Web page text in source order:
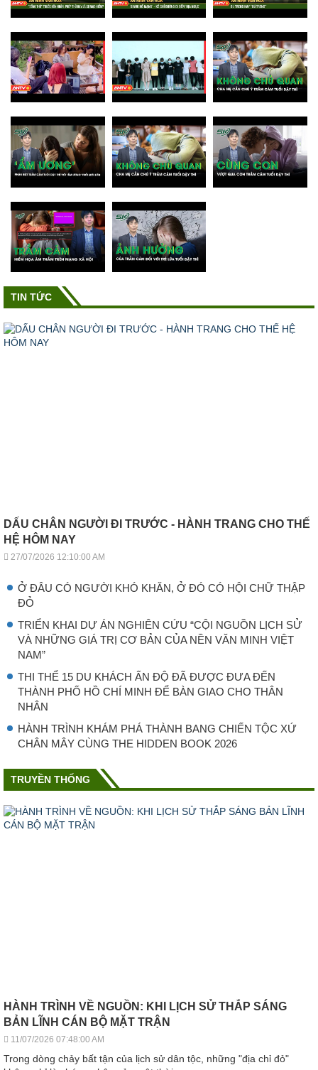
TIN TỨC
DẤU CHÂN NGƯỜI ĐI TRƯỚC - HÀNH TRANG CHO THẾ
HỆ HÔM NAY
27/07/2026 12:10:00 AM
Ở ĐÂU CÓ NGƯỜI KHÓ KHĂN, Ở ĐÓ CÓ HỘI CHỮ THẬP
ĐỎ
TRIỂN KHAI DỰ ÁN NGHIÊN CỨU “CỘI NGUỒN LỊCH SỬ
VÀ NHỮNG GIÁ TRỊ CƠ BẢN CỦA NỀN VĂN MINH VIỆT
NAM”
THI THỂ 15 DU KHÁCH ẤN ĐỘ ĐÃ ĐƯỢC ĐƯA ĐẾN
THÀNH PHỐ HỒ CHÍ MINH ĐỂ BÀN GIAO CHO THÂN
NHÂN
HÀNH TRÌNH KHÁM PHÁ THÀNH BANG CHIẾN TỘC XỨ
CHÂN MÂY CÙNG THE HIDDEN BOOK 2026
TRUYỀN THỐNG
HÀNH TRÌNH VỀ NGUỒN: KHI LỊCH SỬ THẮP SÁNG
BẢN LĨNH CÁN BỘ MẶT TRẬN
11/07/2026 07:48:00 AM
Trong dòng chảy bất tận của lịch sử dân tộc, những "địa chỉ đỏ"